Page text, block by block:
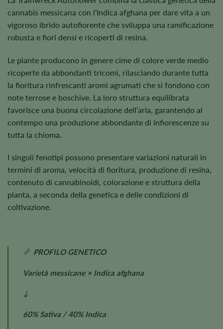
cannabis messicana con l'Indica afghana per dare vita a un
vigoroso ibrido autofiorente che sviluppa una ramificazione
robusta e fiori densi e ricoperti di resina.
Le piante producono in genere cime di colore verde medio
ricoperte da abbondanti tricomi, rilasciando durante tutta
la fioritura rinfrescanti aromi agrumati che si fondono con
note terrose e boschive. La loro struttura equilibrata
favorisce una buona circolazione dell’aria, garantendo al
contempo una produzione abbondante di infiorescenze su
tutta la chioma.
I singoli fenotipi possono presentare variazioni naturali in
termini di aroma, velocità di fioritura, produzione di resina,
contenuto di cannabinoidi, colorazione e struttura della
pianta, a seconda della genetica e delle condizioni di
coltivazione.
PROFILO GENETICO
Varietà messicane × Indica afghana
↓
60% Sativa / 40% Indica